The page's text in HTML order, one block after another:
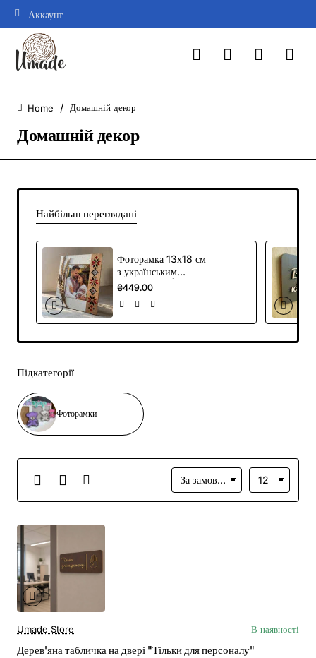
Аккаунт
Домашній декор
Домашній декор
Найбільш переглядані
Фоторамка 13х18 см
з українським
орнаментом |
МДФ з декоративною
вишивкою
₴449.00
Підкатегорії
Фоторамки
Umade Store В наявності
Дерев'яна табличка на двері "Тільки для персоналу"